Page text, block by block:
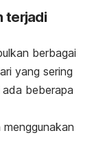
terjadi
berbagai
yang sering
beberapa